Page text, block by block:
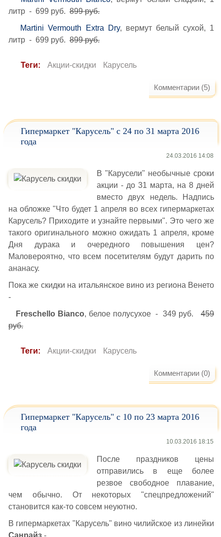
литр - 699 руб. 899 руб.
Martini Vermouth Extra Dry, вермут белый сухой, 1
литр - 699 руб. 899 руб.
Теги: Акции-скидки Карусель
Комментарии (5)
Гипермаркет "Карусель" с 24 по 31 марта 2016
года
24.03.2016 14:08
В "Карусели" необычные сроки
акции - до 31 марта, на 8 дней
вместо двух недель. Надпись
на обложке "Что будет 1 апреля во всех гипермаркетах
Карусель? Приходите и узнайте первыми". Это чего же
такого оригинального можно ожидать 1 апреля, кроме
Дня дурака и очередного повышения цен?
Маловероятно, что всем посетителям будут дарить по
ананасу.
Пока же скидки на итальянское вино из региона Венето
-
Freschello Bianco, белое полусухое - 349 руб.459
руб.
Теги: Акции-скидки Карусель
Комментарии (0)
Гипермаркет "Карусель" с 10 по 23 марта 2016
года
10.03.2016 18:15
После праздников цены
отправились в еще более
резвое свободное плавание,
чем обычно. От некоторых "спецпредложений"
становится как-то совсем неуютно.
В гипермаркетах "Карусель" вино чилийское из линейки
Санрайз -